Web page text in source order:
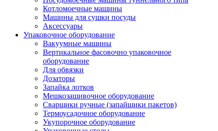
Котломоечные машины
Машины для сушки посуды
Аксессуары
Упаковочное оборудование
Вакуумные машины
Вертикальное фасовочно упаковочное
оборудование
Для обвязки
Дозаторы
Запайка лотков
Мешкозашивочное оборудование
Сварщики ручные (запайщики пакетов)
Термоусадочное оборудование
Укупорочное оборудование